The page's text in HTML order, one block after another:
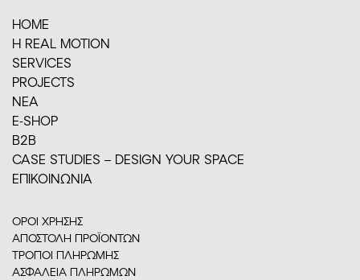
HOME
H REAL MOTION
SERVICES
PROJECTS
ΝΕΑ
E-SHOP
Β2Β
CASE STUDIES – DESIGN YOUR SPACE
ΕΠΙΚΟΙΝΩΝΙΑ
ΟΡΟΙ ΧΡΗΣΗΣ
ΑΠΟΣΤΟΛΗ ΠΡΟΪΟΝΤΩΝ
ΤΡΟΠΟΙ ΠΛΗΡΩΜΗΣ
ΑΣΦΑΛΕΙΑ ΠΛΗΡΩΜΩΝ